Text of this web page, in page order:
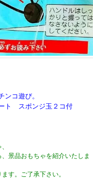
コ遊び。
ト スポンジ玉２コ付
景品おもちゃを紹介いたしま
す。ご了承下さい。